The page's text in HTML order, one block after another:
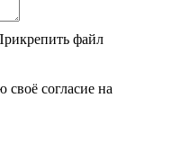
файл
согласие на